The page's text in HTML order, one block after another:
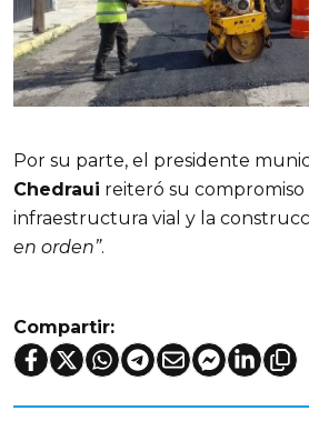
Por su parte, el presidente
Chedraui reiteró su
infraestructura vial y la
en orden”.
Compartir: